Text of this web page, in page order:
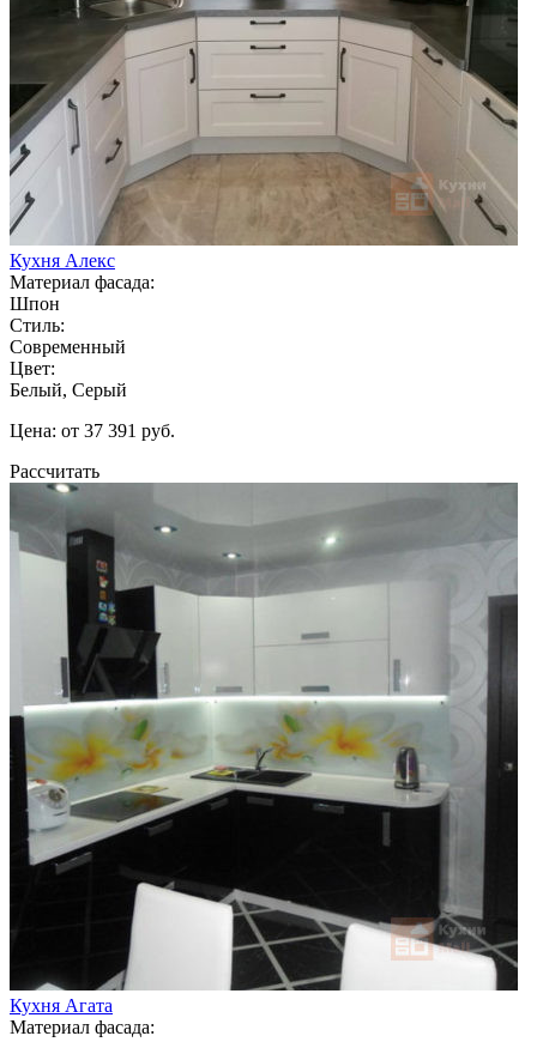
Кухня Алекс
Материал фасада:
Шпон
Стиль:
Современный
Цвет:
Белый, Серый
Цена: от 37 391 руб.
Рассчитать
Кухня Агата
Материал фасада: